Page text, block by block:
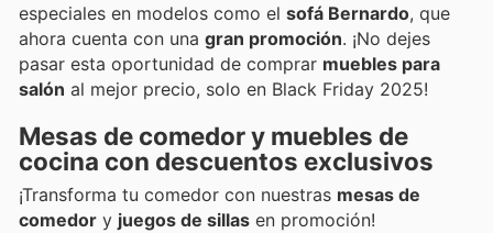
especiales en modelos como el sofá Bernardo, que
ahora cuenta con una gran promoción. ¡No dejes
pasar esta oportunidad de comprar muebles para
salón al mejor precio, solo en Black Friday 2025!
Mesas de comedor y muebles de
cocina con descuentos exclusivos
¡Transforma tu comedor con nuestras mesas de
comedor y juegos de sillas en promoción!